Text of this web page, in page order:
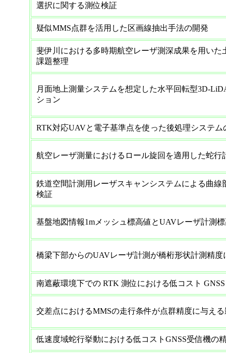
選択に関する測位検証
疑似MMS点群を活用した区画線抽出手法の開発
斐伊川における多時期航空レーザ測深成果を用いた
課題整理
月面地上測量システムを想定した水平回転型3D-
ション
RTK対応UAVと電子基準点を使った後処理システム
航空レーザ測量におけるロール旋回を適用した蛇行
鉄道空間計測用レーザスキャンシステムによる曲線
検証
基盤地図情報1mメッシュ標高値とUAVレーザ計測
橋梁下部からのUAVレーザ計測が橋桁形状計測精度
南遮蔽環境下での RTK 測位における低コスト
交差点におけるMMSの走行条件が点群精度に与え
低速度域蛇行挙動における低コストGNSS受信機の